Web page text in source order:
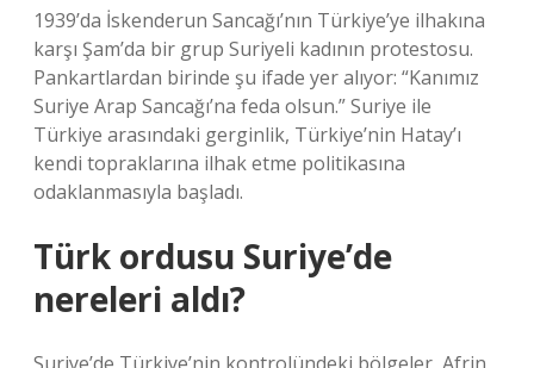
1939’da İskenderun Sancağı’nın Türkiye’ye ilhakına
karşı Şam’da bir grup Suriyeli kadının protestosu.
Pankartlardan birinde şu ifade yer alıyor: “Kanımız
Suriye Arap Sancağı’na feda olsun.” Suriye ile
Türkiye arasındaki gerginlik, Türkiye’nin Hatay’ı
kendi topraklarına ilhak etme politikasına
odaklanmasıyla başladı.
Türk ordusu Suriye’de
nereleri aldı?